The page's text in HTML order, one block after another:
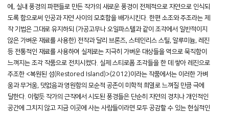
에, 실내 풍경의 파편들로 만든 작가의 새로운 풍경이 전체적으로 자연으로 인식되
도록 함으로써 인공과 자연 사이의 모호함을 배가시킨다. 한편 소조와 주조라는 제
작 기법은 그대로 유지하되 (가공고무나 오일파스텔과 같이 조각에서 일반적이지
않은 가벼운 재료를 사용한) 전작과 달리 브론즈, 스테인리스 스틸, 알루미늄, 레진
등 전통적인 재료를 사용하여 실제로는 지극히 가벼운 대상들을 역으로 묵직함이
느껴지는 조각 작품으로 전치시켰다. 실제 스티로폼 조각들을 한 데 쌓아 레진으로
주조한 <복원된 섬(Restored Island)>(2012)이라는 작품에서는 이러한 가벼
움과 무거움, 덧없음과 영원함의 모순적 공존이 미학적 희열로 느껴질 만큼 극에
달한다. 이렇듯 작가의 근작에서 시도된 풍경들은 단순히 자연의 경치나 개인적인
공간에 그치지 않고 지금 이곳에 사는 사람들이라면 모두 공감할 수 있는 현실적인